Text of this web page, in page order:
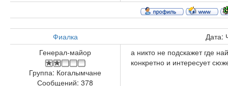
Фиалка
Дата:
Генерал-майор
Группа: Когалымчане
Сообщений: 378
а никто не подскажет где
конкретно и интересует